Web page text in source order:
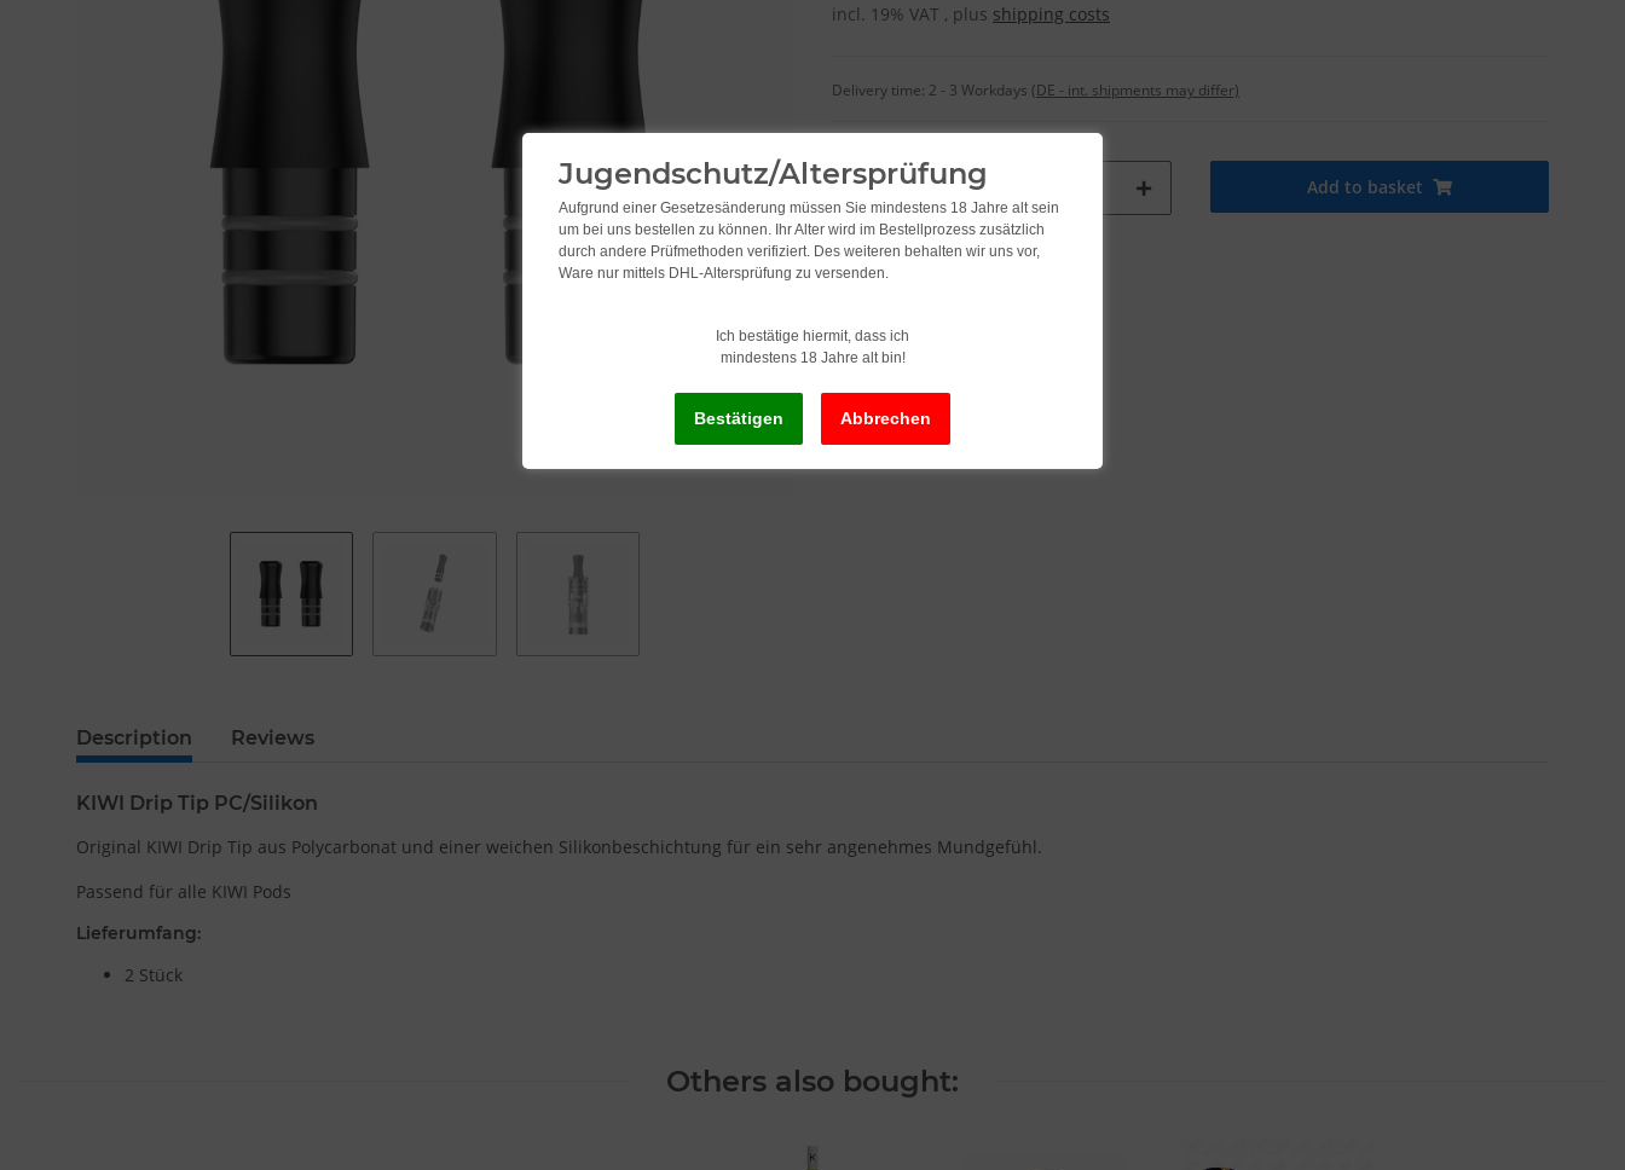
incl. 19% VAT , plus shipping costs
Delivery time: 2 - 3 Workdays (DE - int. shipments may differ)
Add to basket
Description Reviews
KIWI Drip Tip PC/Silikon
Original KIWI Drip Tip aus Polycarbonat und einer weichen Silikonbeschichtung für ein sehr angenehmes Mundgefühl.
Passend für alle KIWI Pods
Lieferumfang:
2 Stück
Others also bought:
Jugendschutz/Altersprüfung
Aufgrund einer Gesetzesänderung müssen Sie mindestens 18 Jahre alt sein
um bei uns bestellen zu können. Ihr Alter wird im Bestellprozess zusätzlich
durch andere Prüfmethoden verifiziert. Des weiteren behalten wir uns vor,
Ware nur mittels DHL-Altersprüfung zu versenden.
Ich bestätige hiermit, dass ich
mindestens 18 Jahre alt bin!